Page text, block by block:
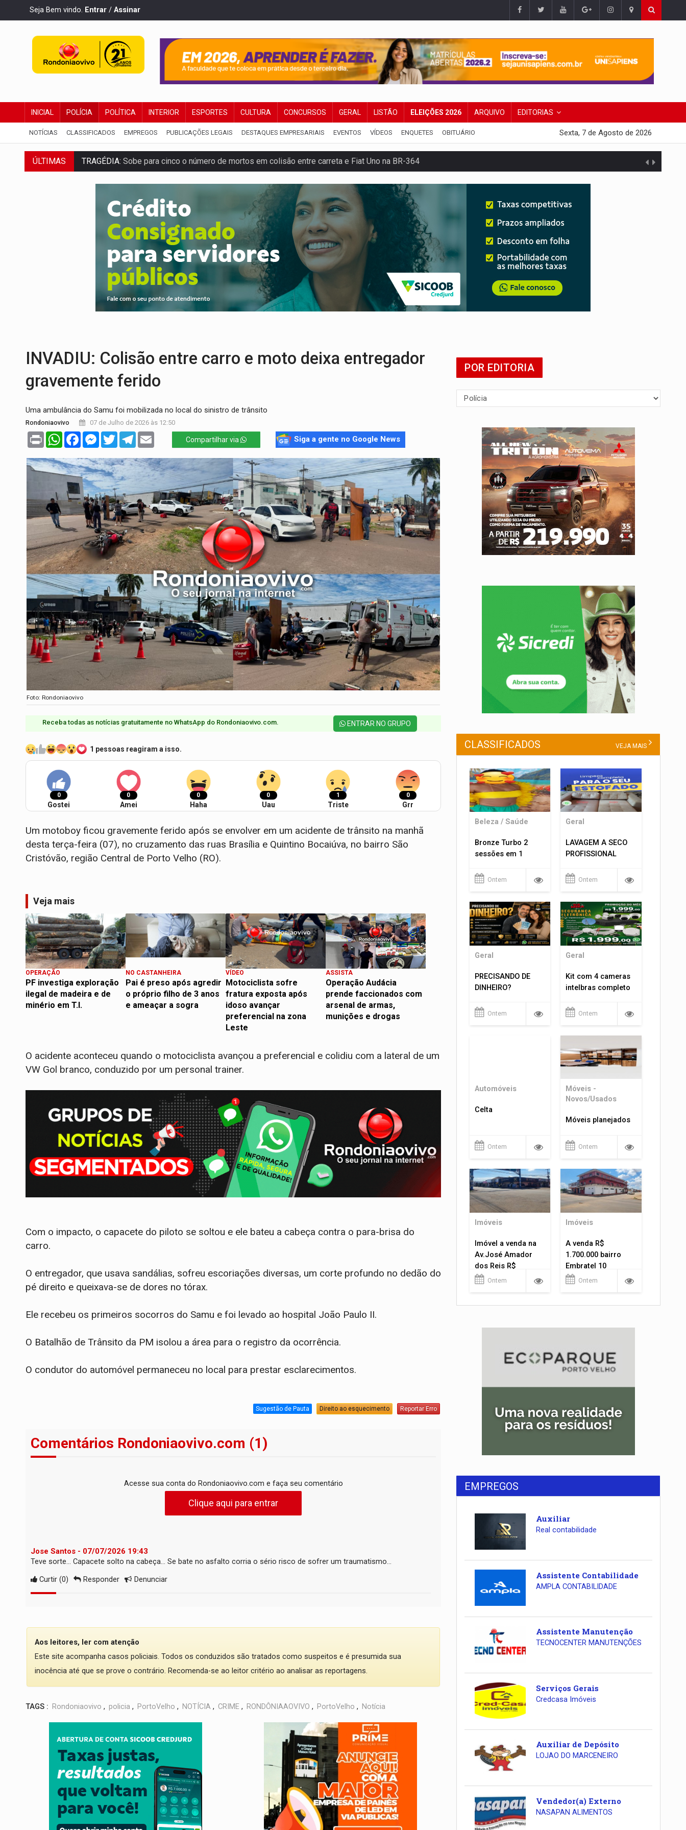
Seja Bem vindo. Entrar / Assinar
INICIAL POLÍCIA POLÍTICA INTERIOR ESPORTES CULTURA CONCURSOS GERAL LISTÃO ELEIÇÕES 2026 ARQUIVO EDITORIAS
NOTÍCIAS CLASSIFICADOS EMPREGOS PUBLICAÇÕES LEGAIS DESTAQUES EMPRESARIAIS EVENTOS VÍDEOS ENQUETES OBITUÁRIO Sexta, 7 de Agosto de 2026
ÚLTIMAS
TRAGÉDIA:Sobe para cinco o número de mortos em colisão entre carreta e Fiat Uno na BR-364
TRANSPORTE DE ARROZ:MPF assegura cumprimento da legislação sobre transporte de cargas por empresa
Sancionada lei contra violência sexual infantil na internet e via IA
COLEGIADO: Brasil e Rússia discutem energia nuclear, defesa e ciência em Brasília
URGENTE:Colisão entre caminhão e carro deixa quatro mortos e um em estado grave na BR
ENCONTRO:Amazônia Negra ganha projeção nacional com participação de Marcela Bonfim
PREVISÃO:Porto Velho tem chances de chuvas isoladas nesta sexta-feira (7)
SINDICATOS UNIDOS:Assembleia Geral delibera greve da educação municipal em Porto Velho
INVADIU: ​Colisão entre carro e moto deixa entregador
gravemente ferido
Uma ambulância do Samu foi mobilizada no local do sinistro de trânsito
Rondoniaovivo 07 de Julho de 2026 às 12:50
Print WhatsAppFacebookMessenger
TwitterTelegram Compartilhar via Siga a gente no Google News
Foto: Rondoniaovivo
Receba todas as notícias gratuitamente no WhatsApp do Rondoniaovivo.com.​ ENTRAR NO GRUPO
1 pessoas reagiram a isso.
0
Gostei
0
Amei
0
Haha
0
Uau
1
Triste
0
Grr
​Um motoboy ficou gravemente ferido após se envolver em um acidente de trânsito na manhã
desta terça-feira (07), no cruzamento das ruas Brasília e Quintino Bocaiúva, no bairro São
Cristóvão, região Central de Porto Velho (RO).
Veja mais
OPERAÇÃO
PF investiga exploração
ilegal de madeira e de
minério em T.I.
NO CASTANHEIRA
Pai é preso após agredir
o próprio filho de 3 anos
e ameaçar a sogra
VÍDEO
Motociclista sofre
fratura exposta após
idoso avançar
preferencial na zona
Leste
ASSISTA
Operação Audácia
prende faccionados com
arsenal de armas,
munições e drogas
​O acidente aconteceu quando o motociclista avançou a preferencial e colidiu com a lateral de um
VW Gol branco, conduzido por um personal trainer.
Com o impacto, o capacete do piloto se soltou e ele bateu a cabeça contra o para-brisa do
carro.
​O entregador, que usava sandálias, sofreu escoriações diversas, um corte profundo no dedão do
pé direito e queixava-se de dores no tórax.
Ele recebeu os primeiros socorros do Samu e foi levado ao hospital João Paulo II.
O Batalhão de Trânsito da PM isolou a área para o registro da ocorrência.
O condutor do automóvel permaneceu no local para prestar esclarecimentos.
Sugestão de Pauta Direito ao esquecimento Reportar Erro
Comentários Rondoniaovivo.com (1)
Acesse sua conta do Rondoniaovivo.com e faça seu comentário
Clique aqui para entrar
Jose Santos - 07/07/2026 19:43
Teve sorte... Capacete solto na cabeça... Se bate no asfalto corria o sério risco de sofrer um traumatismo...
Curtir (0) Responder Denunciar
Aos leitores, ler com atenção
Este site acompanha casos policiais. Todos os conduzidos são tratados como suspeitos e é presumida sua
inocência até que se prove o contrário. Recomenda-se ao leitor critério ao analisar as reportagens.
TAGS : Rondoniaovivo , policia , PortoVelho , NOTÍCIA , CRIME , RONDÔNIAAOVIVO , PortoVelho , Notícia
POR EDITORIA
CLASSIFICADOS VEJA MAIS
Beleza / Saúde
Bronze Turbo 2
sessões em 1
Ontem
Geral
LAVAGEM A SECO
PROFISSIONAL
Ontem
Geral
PRECISANDO DE
DINHEIRO?
Ontem
Geral
Kit com 4 cameras
intelbras completo
Ontem
Automóveis
Celta
Ontem
Móveis -
Novos/Usados
Móveis planejados
Ontem
Imóveis
Imóvel a venda na
Av.José Amador
dos Reis R$
1.400.000
Ontem
Imóveis
A venda R$
1.700.000 bairro
Embratel 10
apartamentos!
Ontem
EMPREGOS
Auxiliar
Real contabilidade
Assistente Contabilidade
AMPLA CONTABILIDADE
Assistente Manutenção
TECNOCENTER MANUTENÇÕES
Serviços Gerais
Credcasa Imóveis
Auxiliar de Depósito
LOJAO DO MARCENEIRO
Vendedor(a) Externo
NASAPAN ALIMENTOS